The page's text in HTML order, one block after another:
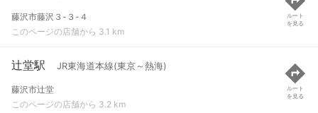
藤沢市藤沢３-３-４
このページの店舗から 3.1 km
ルート
を見る
辻堂駅 JR東海道本線(東京～熱海)
藤沢市辻堂
このページの店舗から 3.2 km
ルート
を見る